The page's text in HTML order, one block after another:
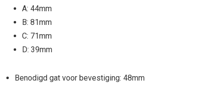
A: 44mm
B: 81mm
C: 71mm
D: 39mm
Benodigd gat voor bevestiging: 48mm